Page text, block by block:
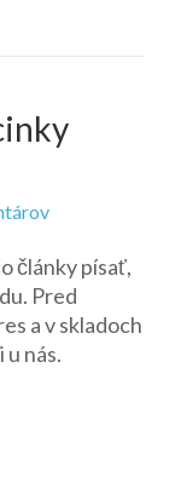
na
adventný
deň:
Palacinky
články písať,
Pred
a v skladoch
nás.